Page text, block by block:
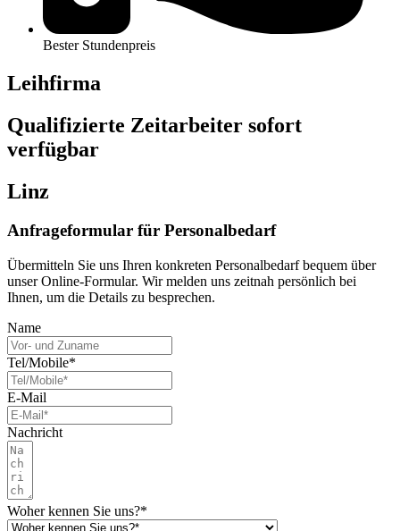
Bester Stundenpreis
Leihfirma
Qualifizierte Zeitarbeiter sofort
verfügbar
Linz
Anfrageformular für Personalbedarf
Übermitteln Sie uns Ihren konkreten Personalbedarf bequem über
unser Online-Formular. Wir melden uns zeitnah persönlich bei
Ihnen, um die Details zu besprechen.
Name
Tel/Mobile*
E-Mail
Nachricht
Woher kennen Sie uns?*